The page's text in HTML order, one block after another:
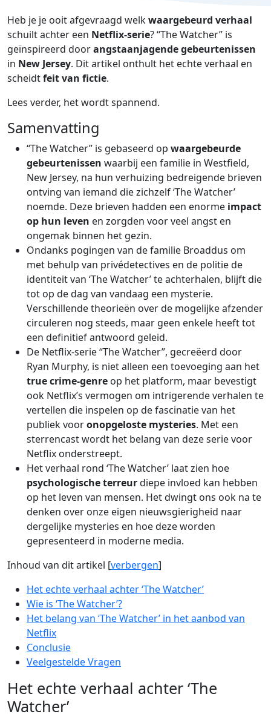
Heb je je ooit afgevraagd welkwaargebeurd verhaal
schuilt achter een Netflix-serie? “The Watcher” is
geïnspireerd doorangstaanjagende gebeurtenissen
in New Jersey. Dit artikel onthult het echte verhaal en
scheidtfeit van fictie.
Lees verder, het wordt spannend.
Samenvatting
“The Watcher” is gebaseerd op waargebeurde
gebeurtenissen waarbij een familie in Westfield,
New Jersey, na hun verhuizing bedreigende brieven
ontving van iemand die zichzelf ‘The Watcher’
noemde. Deze brieven hadden een enorme impact
op hun leven en zorgden voor veel angst en
ongemak binnen het gezin.
Ondanks pogingen van de familie Broaddus om
met behulp van privédetectives en de politie de
identiteit van ‘The Watcher’ te achterhalen, blijft die
tot op de dag van vandaag een mysterie.
Verschillende theorieën over de mogelijke afzender
circuleren nog steeds, maar geen enkele heeft tot
een definitief antwoord geleid.
De Netflix-serie “The Watcher”, gecreëerd door
Ryan Murphy, is niet alleen een toevoeging aan het
true crime-genre op het platform, maar bevestigt
ook Netflix’s vermogen om intrigerende verhalen te
vertellen die inspelen op de fascinatie van het
publiek vooronopgeloste mysteries. Met een
sterrencast wordt het belang van deze serie voor
Netflix onderstreept.
Het verhaal rond ‘The Watcher’ laat zien hoe
psychologische terreurdiepe invloed kan hebben
op het leven van mensen. Het dwingt ons ook na te
denken over onze eigen nieuwsgierigheid naar
dergelijke mysteries en hoe deze worden
gepresenteerd in moderne media.
Inhoud van dit artikel [verbergen]
Het echte verhaal achter ‘The Watcher’
Wie is ‘The Watcher’?
Het belang van ‘The Watcher’ in het aanbod van
Netflix
Conclusie
Veelgestelde Vragen
Het echte verhaal achter ‘The
Watcher’